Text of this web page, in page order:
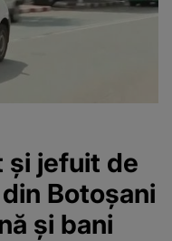
și jefuit de
Botoșani
și bani